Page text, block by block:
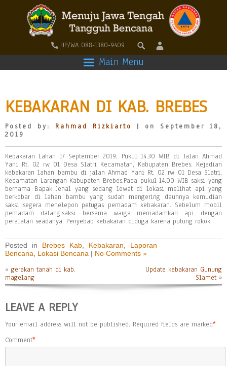
HP/WA 088-1380-9409
Main Menu
KEBAKARAN DI KAB. BREBES
Posted by: Rahmad Rizkiarto
| on September 18,
2019
Kebakaran Lahan 17 September 2019, Pukul 14.30 WIB di Jalan Ahmad
Yani Rt. 02 rw 01 Desa Slatri Kecamatan, Kabupaten Brebes. Kejadian
kebakaran lahan bambu di jalan Ahmad Yani Rt. 02 rw 01 Desa Slatri,
Kecamatan Larangan Kabupaten Brebes,Pada pukul 14.00 WIB saksi yang
bernama Bapak Jenal yang sedang lewat di lokasi melihat api yang
berkobar di lahan bambu yang sudah mengering daunnya kemudian
saksi segera menelepon petugas pemadam kebakaran. Sebelum mobil
pemadam datang,saksi bersama warga memadamkan api dengan
peralatan seadanya. Penyebab kebakaran diduga karena putung rokok.
Posted in Brebes Kab, Kebakaran
Laporan
Bencana
Lokasi Bencana | No Comments »
« gerakan tanah di kab.
magelang
Update kebakaran Gunung
Slamet »
LEAVE A REPLY
Your email address will not be published. Required fields are marked*
Comment*